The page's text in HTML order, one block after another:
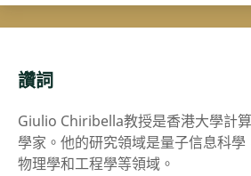
讚詞
Giulio Chiribella教授是香港大學計
學家。他的研究領域是量子信息科學
物理學和工程學等領域。